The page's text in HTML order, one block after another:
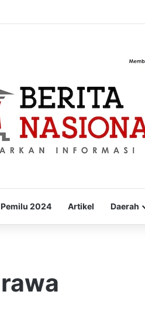
tapi karena Tanggung Jawab Moral”
Pemilu 2024 Artikel Daerah